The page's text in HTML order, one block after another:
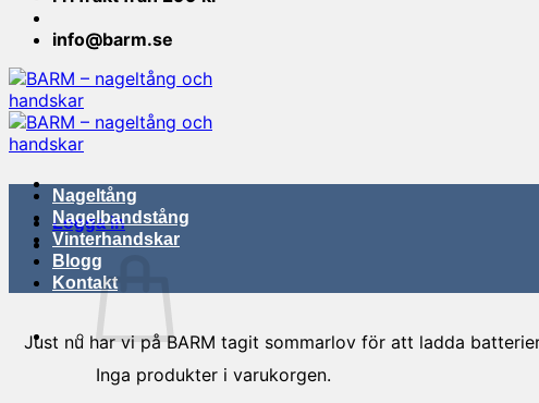
info@barm.se
Logga in
Inga produkter i varukorgen.
Nageltång
Nagelbandstång
Vinterhandskar
Blogg
Kontakt
Just nu har vi på BARM tagit sommarlov för att ladda